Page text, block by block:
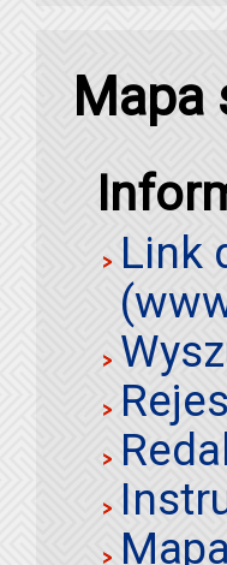
Mapa
Link